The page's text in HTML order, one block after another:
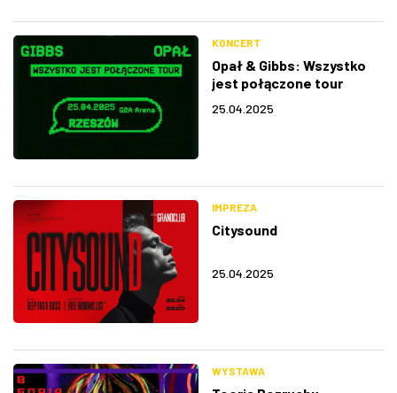
KONCERT
Opał & Gibbs: Wszystko
jest połączone tour
25.04.2025
IMPREZA
Citysound
25.04.2025
WYSTAWA